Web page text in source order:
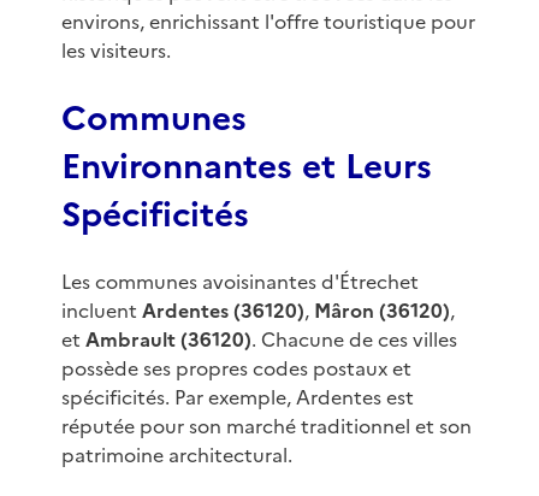
environs, enrichissant l'offre touristique pour
les visiteurs.
Communes
Environnantes et Leurs
Spécificités
Les communes avoisinantes d'Étrechet
incluent Ardentes (36120), Mâron (36120),
et Ambrault (36120). Chacune de ces villes
possède ses propres codes postaux et
spécificités. Par exemple, Ardentes est
réputée pour son marché traditionnel et son
patrimoine architectural.